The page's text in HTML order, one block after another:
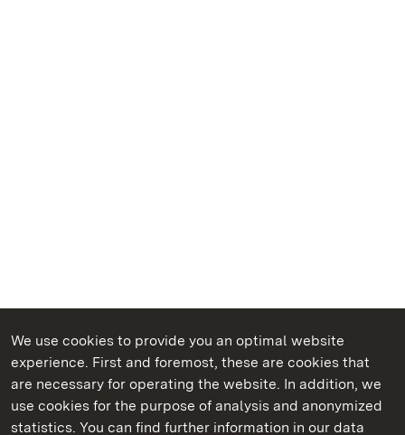
We use cookies to provide you an optimal website
experience. First and foremost, these are cookies that
are necessary for operating the website. In addition, we
use cookies for the purpose of analysis and anonymized
statistics. You can find further information in our data
State Palaces and Gardens of Baden-Wuerttemberg